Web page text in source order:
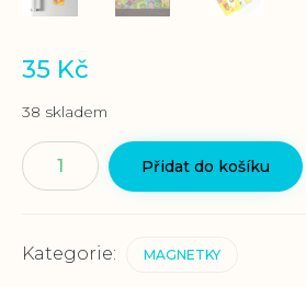
35 Kč
38 skladem
Magnetka
"Sebekázeň"
Přidat do košíku
Kategorie: MAGNETKY